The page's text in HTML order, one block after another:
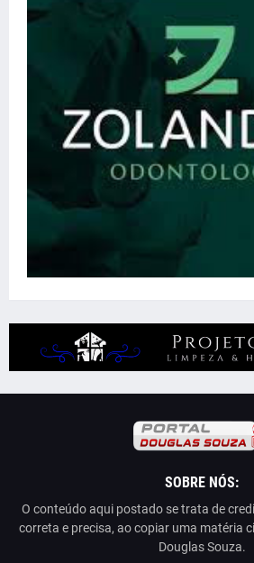
SOBRE NÓS:
O conteúdo aqui postado se trata de
correta e precisa, ao copiar uma matéria
Douglas Souza.